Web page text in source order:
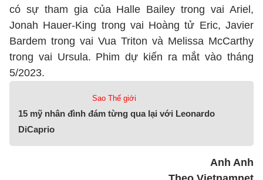
có sự tham gia của Halle Bailey trong vai Ariel,
Jonah Hauer-King trong vai Hoàng tử Eric, Javier
Bardem trong vai Vua Triton và Melissa McCarthy
trong vai Ursula. Phim dự kiến ra mắt vào tháng
5/2023.
Sao Thế giới
15 mỹ nhân đình đám từng qua lại với Leonardo
DiCaprio
Anh Anh